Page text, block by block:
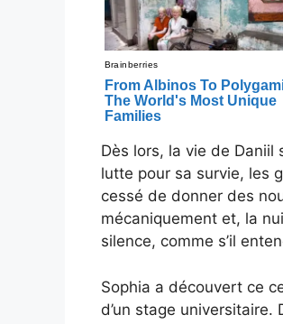
Dès lors, la vie de Daniil
lutte pour sa survie, les
cessé de donner des
mécaniquement et, la
silence, comme s’il
Sophia a découvert ce
d’un stage universitaire.